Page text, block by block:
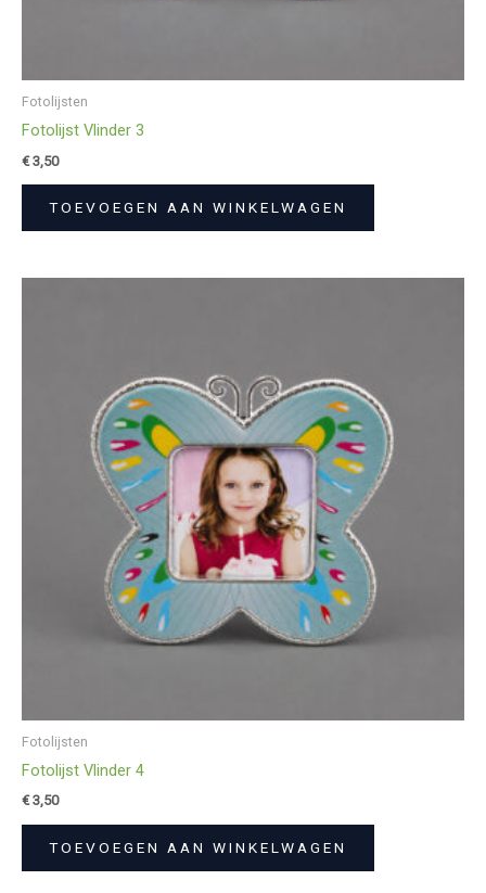
Fotolijsten
Fotolijst Vlinder 3
€3,50
TOEVOEGEN AAN WINKELWAGEN
Fotolijsten
Fotolijst Vlinder 4
€3,50
TOEVOEGEN AAN WINKELWAGEN